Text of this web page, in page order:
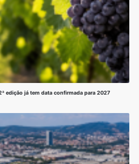
edição já tem data confirmada para 2027